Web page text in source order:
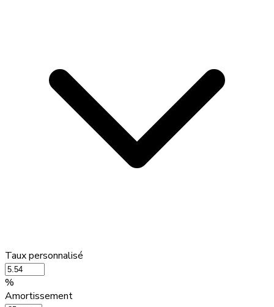
Taux personnalisé
%
Amortissement